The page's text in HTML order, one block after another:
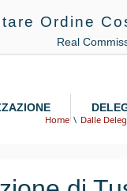
Ordine
Real
Home Dalle